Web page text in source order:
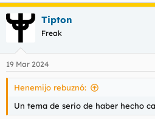
Tipton
Freak
19 Mar 2024
Henemijo rebuznó:
Un tema de serio de haber hecho